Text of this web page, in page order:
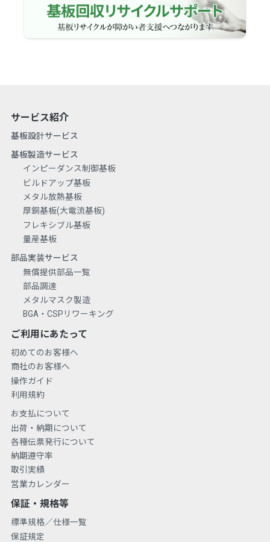
サービス紹介
基板設計サービス
基板製造サービス
インピーダンス制御基板
ビルドアップ基板
メタル放熱基板
厚銅基板(大電流基板)
フレキシブル基板
量産基板
部品実装サービス
無償提供部品一覧
部品調達
メタルマスク製造
BGA・CSPリワーキング
ご利用にあたって
初めてのお客様へ
商社のお客様へ
操作ガイド
利用規約
お支払について
出荷・納期について
各種伝票発行について
納期遵守率
取引実績
営業カレンダー
保証・規格等
標準規格／仕様一覧
保証規定